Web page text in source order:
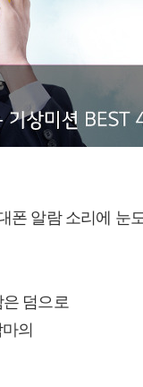
폰 알람 소리에 눈
덤으로
의